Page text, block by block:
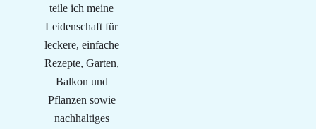
teile ich meine
Leidenschaft für
leckere, einfache
Rezepte, Garten,
Balkon und
Pflanzen sowie
nachhaltiges